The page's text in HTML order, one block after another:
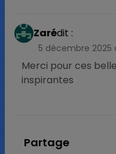
Zarédit :
5 décembre 2025
Merci pour ces
inspirantes
Partage